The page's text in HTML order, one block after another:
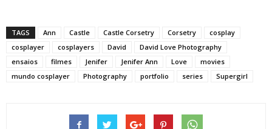
TAGS Ann Castle Castle Corsetry Corsetry
cosplay
cosplayer
cosplayers David
David Love Photography
ensaios
filmes Jenifer Jenifer Ann Love
movies
mundo cosplayer
Photography portfolio series Supergirl